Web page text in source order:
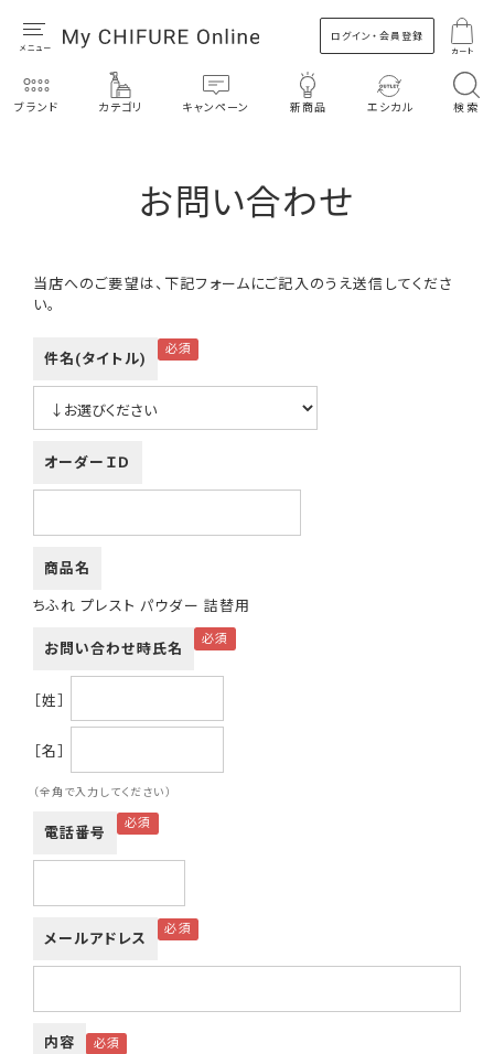
ログイン・会員登録
カート
ブランド カテゴリ キャンペーン 新商品 エシカル 検索
お問い合わせ
当店へのご要望は、下記フォームにご記入のうえ送信してくださ
い。
件名(タイトル)
オーダーＩＤ
商品名
ちふれ プレスト パウダー 詰替用
お問い合わせ時氏名
［姓］
［名］
（全角で入力してください）
電話番号
メールアドレス
内容